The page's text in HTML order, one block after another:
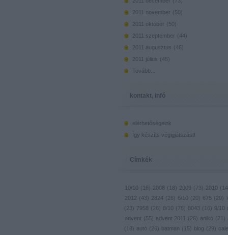
2011 november ( 50)
2011 október ( 50)
2011 szeptember ( 44)
2011 augusztus ( 46 )
2011 július ( 45)
Tovább
kontakt, infó
elérhetőségeink
Így készíts végigjátszást!
Címkék
10/10 ( 16 ) 2008 ( 18 ) 2009 ( 73) 2010 (
2012 ( 43) 2824 ( 26 ) 6/10 ( 20) 675 ( 20)
( 23) 7958 ( 26 ) 8/10 ( 78 ) 8043 ( 16 ) 9/10 (
advent ( 55) advent 2011 ( 26 ) anikó ( 21 )
(
18 ) autó ( 26 ) batman ( 15) blog ( 29)